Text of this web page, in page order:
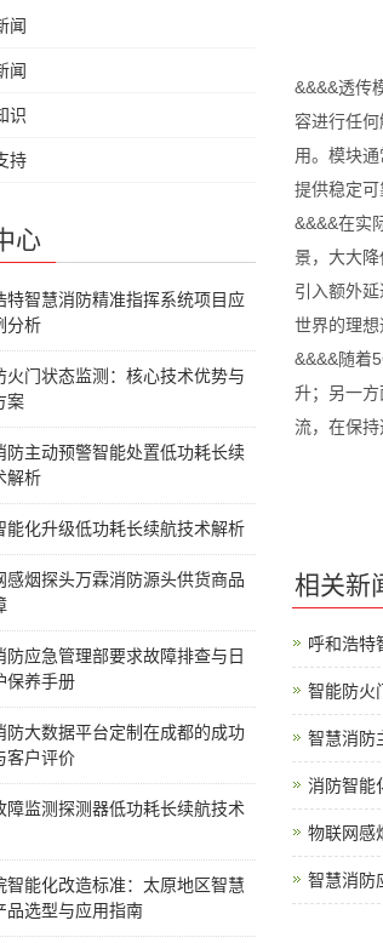
&&&&透传
容进行任
用。模块通
提供稳定可
&&&&在实
景，大大降
引入额外
世界的理想
&&&&随着
升；另一
流，在保
相关新
呼和浩特
智能防火
智慧消防
消防智能
物联网感
智慧消防
闻
闻
识
持
心
特智慧消防精准指挥系统项目应
分析
火门状态监测：核心技术优势与
案
防主动预警智能处置低功耗长续
解析
能化升级低功耗长续航技术解析
感烟探头万霖消防源头供货商品
防应急管理部要求故障排查与日
保养手册
防大数据平台定制在成都的成功
客户评价
障监测探测器低功耗长续航技术
智能化改造标准：太原地区智慧
品选型与应用指南